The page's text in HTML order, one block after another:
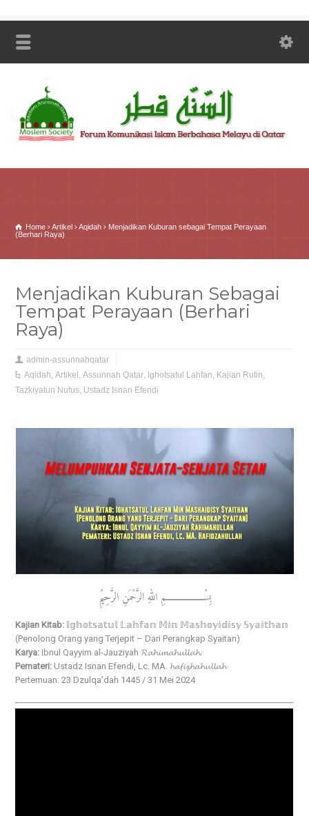
Home Artikel Aqidah
Menjadikan Kuburan sebagai Tempat Perayaan
(Berhari Raya)
Menjadikan Kuburan Sebagai
Tempat Perayaan (Berhari
Raya)
admin-assunnahqatar
Aqidah ,Artikel ,Assunnah Qatar Ighotsatul Lahfan Kajian Rutin
Tazkiyatun Nufus Ustadz Isnan Efendi
بِسْــــــــــــــــــمِ اللهِ الرَّحْمَنِ الرَّحِيْمِ
Kajian Kitab: 𝕀𝕘𝕙𝕠𝕥𝕤𝕒𝕥𝕦𝕝 𝕃𝕒𝕙𝕗𝕒𝕟 𝕄𝕚𝕟 𝕄𝕒𝕤𝕙𝕠𝕪𝕚𝕕𝕚𝕤𝕪 𝕊𝕪𝕒𝕚𝕥𝕙𝕒𝕟
(Penolong Orang yang Terjepit – Dari Perangkap Syaitan)
Karya: Ibnul Qayyim al-Jauziyah 𝓡𝓪𝓱𝓲𝓶𝓪𝓱𝓾𝓵𝓵𝓪𝓱.
Pemateri: Ustadz Isnan Efendi, Lc. MA. 𝓱𝓪𝓯𝓲𝔃𝓱𝓪𝓱𝓾𝓵𝓵𝓪𝓱
Pertemuan: 23 Dzulqa’dah 1445 / 31 Mei 2024